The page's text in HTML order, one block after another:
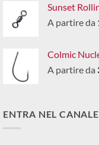
Sunset
A partire da
Colmic
A partire da
ENTRA NEL